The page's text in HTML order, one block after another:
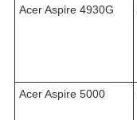
Acer Aspire 4930G
Acer Aspire 5000